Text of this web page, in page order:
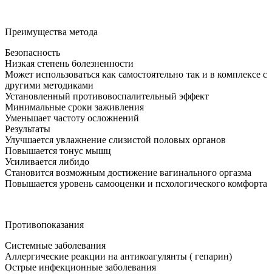
Преимущества метода
Безопасность
Низкая степень болезненности
Может использоваться как самостоятельно так и в комплексе с
другими методиками
Установленный противовоспалительный эффект
Минимальные сроки заживления
Уменьшает частоту осложнений
Результаты
Улучшается увлажнение слизистой половых органов
Повышается тонус мышц
Усиливается либидо
Становится возможным достижение вагинального оргазма
Повышается уровень самооценки и псхологического комфорта
Противопоказания
Системные заболевания
Аллергические реакции на антикоагулянты ( гепарин)
Острые инфекционные заболевания